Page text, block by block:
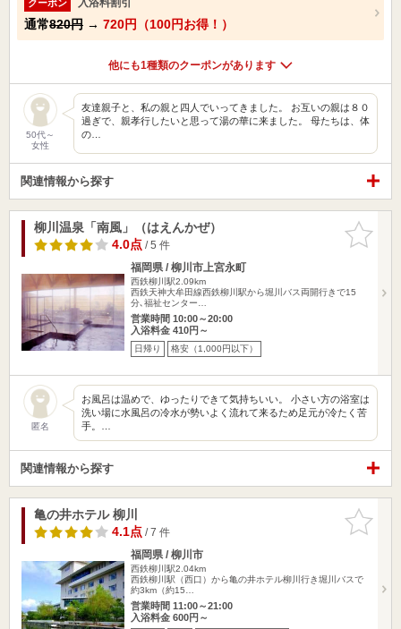
クーポン
通常820円 → 720円（100円お得！）
他にも1種類のクーポンがあります
50代～
女性
友達親子と、私の親と四人でいってきました。 お互いの親は８０
過ぎで、親孝行したいと思って湯の華に来ました。 母たちは、体
の…
関連情報から探す
お気に入
りに追加
柳川温泉「南風」（はえんかぜ）
4.0点/ 5 件
福岡県 / 柳川市上宮永町
西鉄柳川駅2.09km
西鉄天神大牟田線西鉄柳川駅から堀川バス両開行きで15
分､福祉センター…
営業時間 10:00～20:00
入浴料金 410円～
日帰り 格安（1,000円以下）
匿名
お風呂は温めで、ゆったりできて気持ちいい。 小さい方の浴室は
洗い場に水風呂の冷水が勢いよく流れて来るため足元が冷たく苦
手。…
関連情報から探す
お気に入
りに追加
亀の井ホテル 柳川
4.1点/ 7 件
福岡県 / 柳川市
西鉄柳川駅2.04km
西鉄柳川駅（西口）から亀の井ホテル柳川行き堀川バスで
約3km（約15…
営業時間 11:00～21:00
入浴料金 600円～